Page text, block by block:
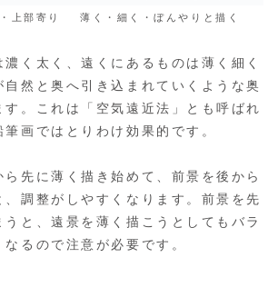
上部寄り 薄く・細く・ぼんやりと描く
く太く、遠くにあるものは薄く細く
然と奥へ引き込まれていくような奥
す。これは「空気遠近法」とも呼ばれ
画ではとりわけ効果的です。
先に薄く描き始めて、前景を後から
、調整がしやすくなります。前景を先
うと、遠景を薄く描こうとしてもバラ
るので注意が必要です。